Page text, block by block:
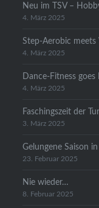
Neu im TSV –
4. März 2025
Step-Aerobic
4. März 2025
Dance-Fitness
4. März 2025
Faschingszeit der
3. März 2025
Gelungene Saison
23. Februar 2025
Nie wieder…
8. Februar 2025